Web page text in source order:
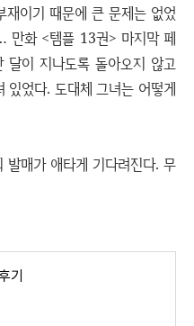
이기 때문에 큰 문제는 없었
만화 <템플 13권> 마지막 페
이 지나도록 돌아오지 않고
있었다. 도대체 그녀는 어떻게
매가 애타게 기다려진다. 무
기